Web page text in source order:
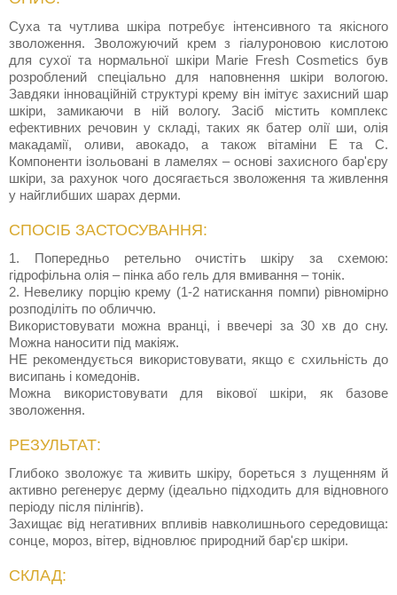
Суха та чутлива шкіра потребує інтенсивного та якісного
зволоження. Зволожуючий крем з гіалуроновою кислотою
для сухої та нормальної шкіри Marie Fresh Cosmetics був
розроблений спеціально для наповнення шкіри вологою.
Завдяки інноваційній структурі крему він імітує захисний шар
шкіри, замикаючи в ній вологу. Засіб містить комплекс
ефективних речовин у складі, таких як батер олії ши, олія
макадамії, оливи, авокадо, а також вітаміни Е та С.
Компоненти ізольовані в ламелях – основі захисного бар'єру
шкіри, за рахунок чого досягається зволоження та живлення
у найглибших шарах дерми.
СПОСІБ ЗАСТОСУВАННЯ:
1. Попередньо ретельно очистіть шкіру за схемою:
гідрофільна олія – пінка або гель для вмивання – тонік.
2. Невелику порцію крему (1-2 натискання помпи) рівномірно
розподіліть по обличчю.
Використовувати можна вранці, і ввечері за 30 хв до сну.
Можна наносити під макіяж.
НЕ рекомендується використовувати, якщо є схильність до
висипань і комедонів.
Можна використовувати для вікової шкіри, як базове
зволоження.
РЕЗУЛЬТАТ:
Глибоко зволожує та живить шкіру, бореться з лущенням й
активно регенерує дерму (ідеально підходить для відновного
періоду після пілінгів).
Захищає від негативних впливів навколишнього середовища:
сонце, мороз, вітер, відновлює природний бар'єр шкіри.
СКЛАД: